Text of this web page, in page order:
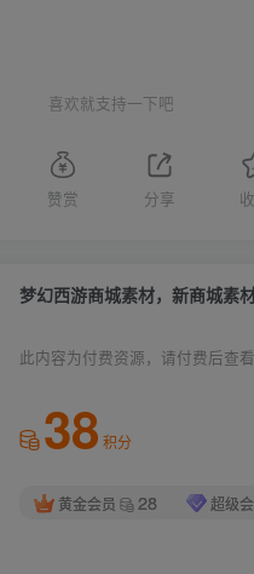
喜欢就支持一下吧
赞赏 分享
梦幻西游商城素材，新商城素
此内容为付费资源，请付费后查看
38 积分
黄金会员 28 超级